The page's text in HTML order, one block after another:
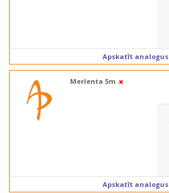
Apskatīt analogus
Merlenta 5m
Apskatīt analogus